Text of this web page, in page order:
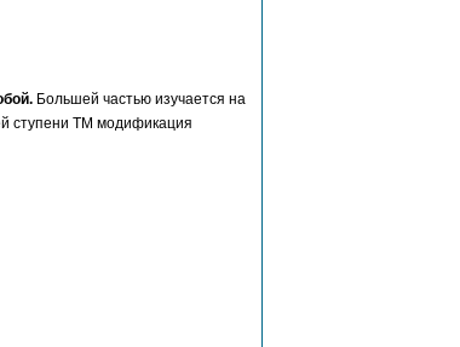
Большей частью изучается на
ступени ТМ модификация